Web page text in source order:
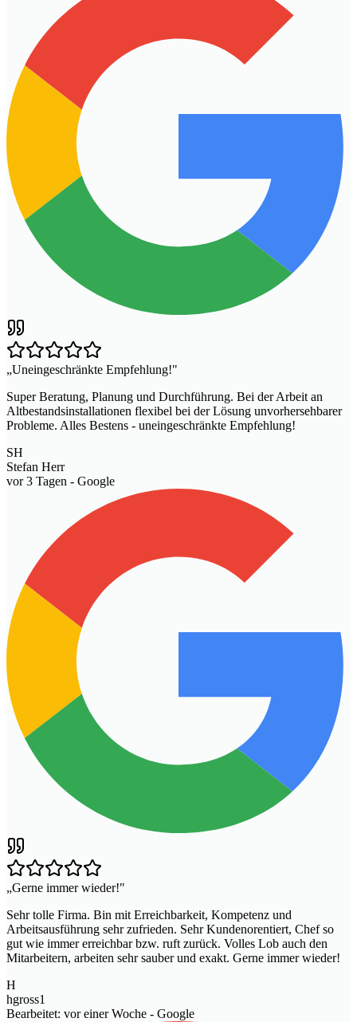
„Uneingeschränkte Empfehlung!"
Super Beratung, Planung und Durchführung. Bei der Arbeit an
Altbestandsinstallationen flexibel bei der Lösung unvorhersehbarer
Probleme. Alles Bestens - uneingeschränkte Empfehlung!
SH
Stefan Herr
vor 3 Tagen - Google
„Gerne immer wieder!"
Sehr tolle Firma. Bin mit Erreichbarkeit, Kompetenz und
Arbeitsausführung sehr zufrieden. Sehr Kundenorentiert, Chef so
gut wie immer erreichbar bzw. ruft zurück. Volles Lob auch den
Mitarbeitern, arbeiten sehr sauber und exakt. Gerne immer wieder!
H
hgross1
Bearbeitet: vor einer Woche - Google